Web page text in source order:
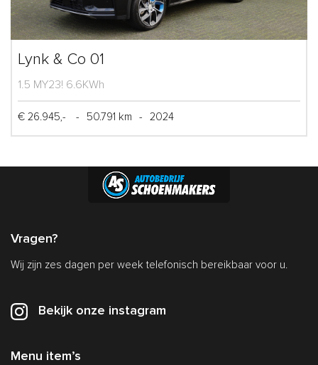
Lynk & Co 01
1.5 MY23! 6.6KWh
€ 26.945,- - 50.791 km - 2024
Vragen?
Wij zijn zes dagen per week telefonisch bereikbaar voor u.
Bekijk onze instagram
Menu item’s